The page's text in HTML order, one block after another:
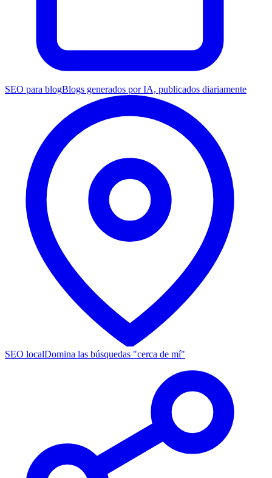
SEO para blogBlogs generados por IA, publicados diariamente
SEO localDomina las búsquedas "cerca de mí"